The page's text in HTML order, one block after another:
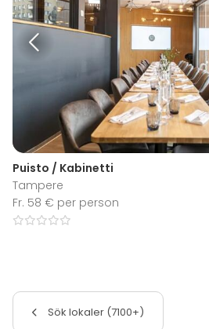
Puisto / Kabinetti
Tampere
Fr. 58 € per person
Sök lokaler (7100+)